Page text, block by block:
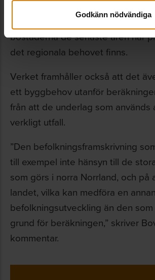
Godkänn nödvändiga
lösa bostadsbyggandets
väl, eftersom den absoluta
bostäderna de senaste åren har
det regionala behovet finns.
Verket framhåller också att det
ett byggbehov utanför
från att de underlag som används
verkligt utfall.
”Den befolkningsframskrivning
till exempel inte hänsyn till de
som görs i norra Norrland, och på
landet, vilka kan medföra en annan
befolkningsutveckling än den
grund för beräkningen,” skriver
kommentar.